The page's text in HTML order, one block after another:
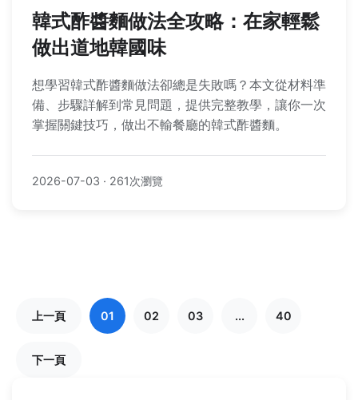
韓式酢醬麵做法全攻略：在家輕鬆
做出道地韓國味
想學習韓式酢醬麵做法卻總是失敗嗎？本文從材料準
備、步驟詳解到常見問題，提供完整教學，讓你一次
掌握關鍵技巧，做出不輸餐廳的韓式酢醬麵。
2026-07-03 · 261次瀏覽
上一頁 01 02 03 ... 40
下一頁